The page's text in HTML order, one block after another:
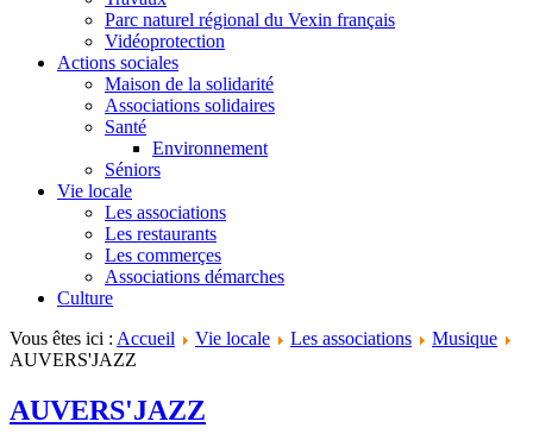
Parc naturel régional du Vexin français
Vidéoprotection
Actions sociales
Maison de la solidarité
Associations solidaires
Santé
Environnement
Séniors
Vie locale
Les associations
Les restaurants
Les commerçes
Associations démarches
Culture
Vous êtes ici : Accueil Vie locale Les associations
Musique
AUVERS'JAZZ
AUVERS'JAZZ